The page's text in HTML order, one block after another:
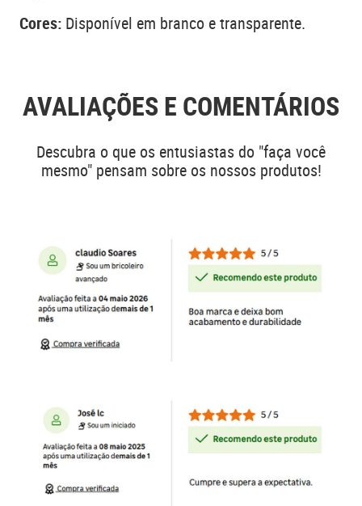
Cores: Disponível em branco e transparente.
AVALIAÇÕES E COMENTÁRIOS
Descubra o que os entusiastas do "faça você
mesmo" pensam sobre os nossos produtos!